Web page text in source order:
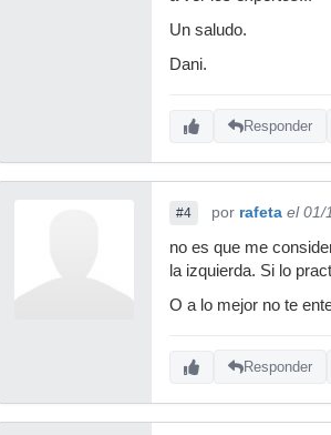
Un saludo.
Dani.
Responder
#4 por rafeta el 01/
no es que me
la izquierda. Si lo
O a lo mejor no te
Responder